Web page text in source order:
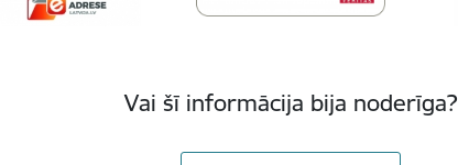
Vai šī informācija bija noderīga?